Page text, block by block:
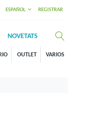
ESPAÑOL REGISTRAR
NOVETATS
OUTLET VARIOS